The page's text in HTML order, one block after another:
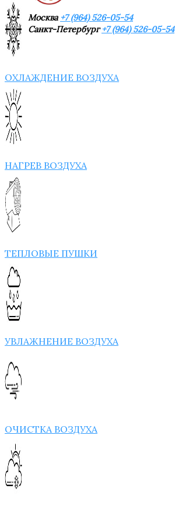
Москва +7 (964) 526-05-54
Санкт-Петербург+7 (964) 526-05-54
ОХЛАЖДЕНИЕ ВОЗДУХА
НАГРЕВ ВОЗДУХА
ТЕПЛОВЫЕ ПУШКИ
УВЛАЖНЕНИЕ ВОЗДУХА
ОЧИСТКА ВОЗДУХА